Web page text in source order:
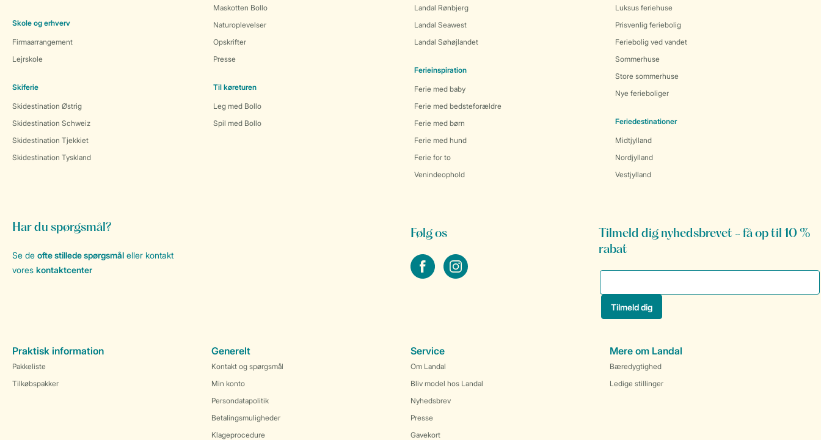
Skole og erhverv
Firmaarrangement
Lejrskole
Skiferie
Skidestination Østrig
Skidestination Schweiz
Skidestination Tjekkiet
Skidestination Tyskland
Maskotten Bollo
Naturoplevelser
Opskrifter
Presse
Til køreturen
Leg med Bollo
Spil med Bollo
Landal Rønbjerg
Landal Seawest
Landal Søhøjlandet
Ferieinspiration
Ferie med baby
Ferie med bedsteforældre
Ferie med børn
Ferie med hund
Ferie for to
Venindeophold
Luksus feriehuse
Prisvenlig feriebolig
Feriebolig ved vandet
Sommerhuse
Store sommerhuse
Nye ferieboliger
Feriedestinationer
Midtjylland
Nordjylland
Vestjylland
Har du spørgsmål?
Se de ofte stillede spørgsmål eller kontakt
vores kontaktcenter
Følg os
facebookinstagram
Tilmeld dig nyhedsbrevet - få op til 10 %
rabat
Praktisk information
Pakkeliste
Tilkøbspakker
Generelt
Kontakt og spørgsmål
Min konto
Persondatapolitik
Betalingsmuligheder
Klageprocedure
Service
Om Landal
Bliv model hos Landal
Nyhedsbrev
Presse
Gavekort
Mere om Landal
Bæredygtighed
Ledige stillinger